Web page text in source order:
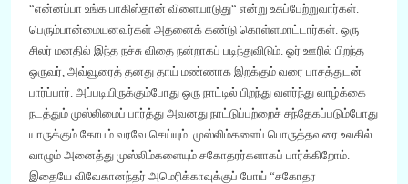
“என்னப்பா உங்க பாகிஸ்தான் விளையாடுது“ என்று உசுப்பேற்றுவார்கள்.
பெரும்பான்மையனவர்கள் அதனைக் கண்டு கொள்ளமாட்டார்கள். ஒரு
சிலர் மனதில் இந்த நச்சு விதை நன்றாகப் படிந்துவிடும். ஓர் ஊரில் பிறந்த
ஒருவர், அவ்வூரைத் தனது தாய் மண்ணாக இறக்கும் வரை பாசத்துடன்
பார்ப்பார் . அப்படியிருக்கும்போது ஒரு நாட்டில் பிறந்து வளர்ந்து வாழ்க்கை
நடத்தும் முஸ்லிமைப் பார்த்து அவனது நாட்டுப்பற்றைச் சந்தேகப்படும்போது
யாருக்கும் கோபம் வரவே செய்யும். முஸ்லிம்களைப் பொருத்தவரை உலகில்
வாழும் அனைத்து முஸ்லிம்களையும் சகோதரர்களாகப் பார்க்கிறோம்.
இதையே விவேகானந்தர் அமெரிக்காவுக்குப் போய் “சகோதர